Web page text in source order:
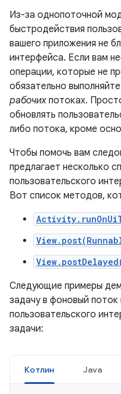
Из-за однопоточной
быстродействия
вашего приложения не
интерфейса. Если вам
операции, которые не
обязательно
рабочих потоках.
обновлять
либо потока, кроме
Чтобы помочь вам
предлагает несколько
пользовательского
Вот список методов,
Следующие примеры
задачу в фоновый
пользовательского
задачи:
Котлин Java